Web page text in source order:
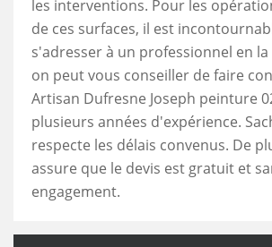
les interventions. Pour les
de ces surfaces, il est
s'adresser à un professionnel en
on peut vous conseiller de faire
Artisan Dufresne Joseph peinture
plusieurs années d'expérience.
respecte les délais convenus. De
assure que le devis est gratuit et
engagement.